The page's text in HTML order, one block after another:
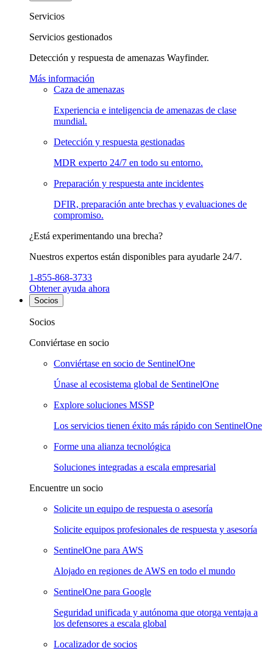
Servicios
Servicios gestionados
Detección y respuesta de amenazas Wayfinder.
Más información
Caza de amenazas
Experiencia e inteligencia de amenazas de clase
mundial.
Detección y respuesta gestionadas
MDR experto 24/7 en todo su entorno.
Preparación y respuesta ante incidentes
DFIR, preparación ante brechas y evaluaciones de
compromiso.
¿Está experimentando una brecha?
Nuestros expertos están disponibles para ayudarle 24/7.
1-855-868-3733
Obtener ayuda ahora
Socios
Socios
Conviértase en socio
Conviértase en socio de SentinelOne
Únase al ecosistema global de SentinelOne
Explore soluciones MSSP
Los servicios tienen éxito más rápido con SentinelOne
Forme una alianza tecnológica
Soluciones integradas a escala empresarial
Encuentre un socio
Solicite un equipo de respuesta o asesoría
Solicite equipos profesionales de respuesta y asesoría
SentinelOne para AWS
Alojado en regiones de AWS en todo el mundo
SentinelOne para Google
Seguridad unificada y autónoma que otorga ventaja a
los defensores a escala global
Localizador de socios